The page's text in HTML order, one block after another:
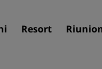
Resort